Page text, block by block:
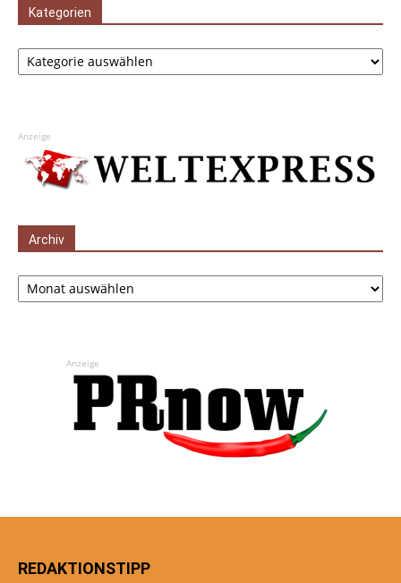
Kategorien
Kategorien
Anzeige
Archiv
Archiv
Anzeige
REDAKTIONSTIPP